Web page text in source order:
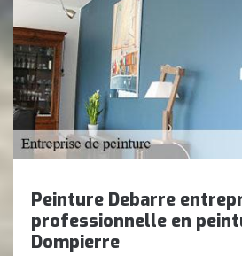
Peinture Debarre
professionnelle en
Dompierre